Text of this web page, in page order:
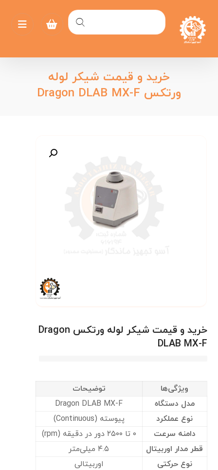
خرید و قیمت شیکر لوله
ورتکس Dragon DLAB MX-F
خرید و قیمت شیکر لوله ورتکس Dragon
DLAB MX-F
ویژگی‌ها
توضیحات
مدل دستگاه
Dragon DLAB MX-F
نوع عملکرد
پیوسته (Continuous)
دامنه سرعت
۰ تا ۲۵۰۰ دور در دقیقه (rpm)
قطر مدار اوربیتال
۴.۵ میلی‌متر
نوع حرکتی
اوربیتالی